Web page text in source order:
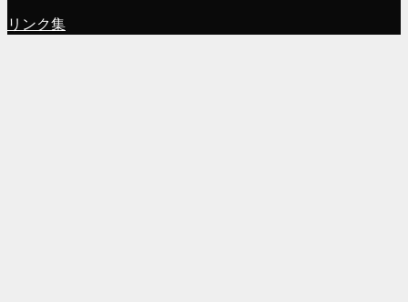
リンク集